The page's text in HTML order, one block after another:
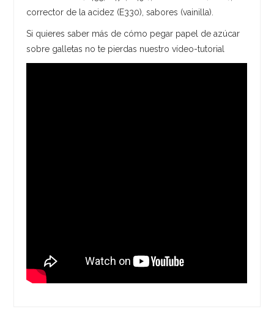
corrector de la acidez (E330), sabores (vainilla).
Si quieres saber más de cómo pegar papel de azúcar
sobre galletas no te pierdas nuestro vídeo-tutorial